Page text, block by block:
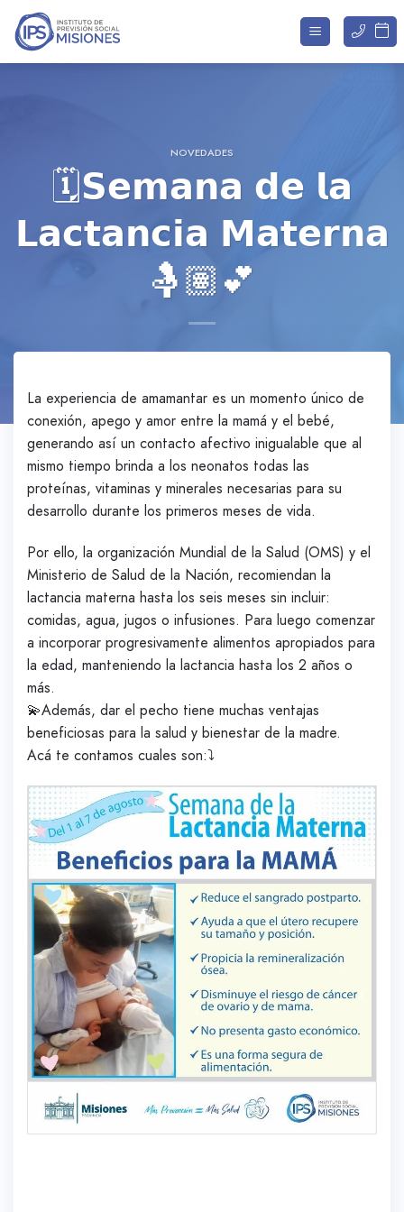
Saltar
contenido
NOVEDADES
🗓️𝗦𝗲𝗺𝗮𝗻𝗮 𝗱𝗲 𝗹𝗮
𝗟𝗮𝗰𝘁𝗮𝗻𝗰𝗶𝗮 𝗠𝗮𝘁𝗲𝗿𝗻𝗮
🤱🏽💕
La experiencia de amamantar es un momento único de
conexión, apego y amor entre la mamá y el bebé,
generando así un contacto afectivo inigualable que al
mismo tiempo brinda a los neonatos todas las
proteínas, vitaminas y minerales necesarias para su
desarrollo durante los primeros meses de vida.
Por ello, la organización Mundial de la Salud (OMS) y el
Ministerio de Salud de la Nación, recomiendan la
lactancia materna hasta los seis meses sin incluir:
comidas, agua, jugos o infusiones. Para luego comenzar
a incorporar progresivamente alimentos apropiados para
la edad, manteniendo la lactancia hasta los 2 años o
más.
💫Además, dar el pecho tiene muchas ventajas
beneficiosas para la salud y bienestar de la madre.
Acá te contamos cuales son:⤵️